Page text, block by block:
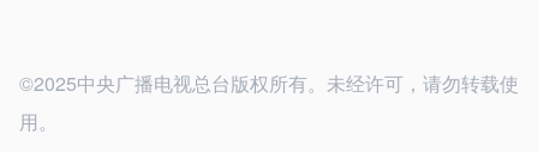
©2025中央广播电视总台版权所有。未经许可，请勿转载使
用。